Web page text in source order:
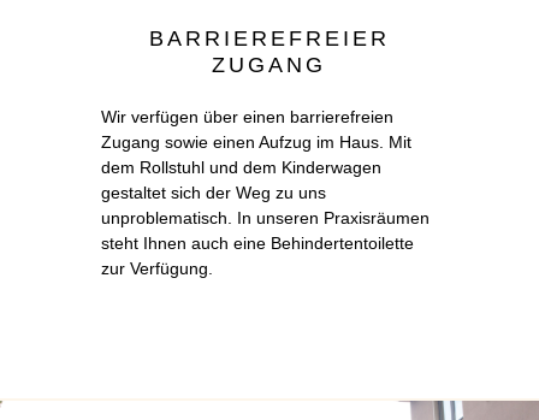
BARRIEREFREIER
ZUGANG
Wir verfügen über einen barrierefreien
Zugang sowie einen Aufzug im Haus. Mit
dem Rollstuhl und dem Kinderwagen
gestaltet sich der Weg zu uns
unproblematisch. In unseren Praxisräumen
steht Ihnen auch eine Behindertentoilette
zur Verfügung.